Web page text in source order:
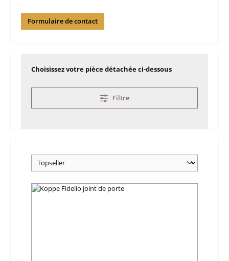
Formulaire de contact
Choisissez votre pièce détachée ci-dessous
Filtre